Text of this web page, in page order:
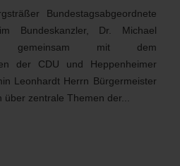
Bundestagsabgeordnete
Bundeskanzler, Dr. Michael
gemeinsam mit dem
der CDU und Heppenheimer
Leonhardt Herrn Bürgermeister
über zentrale Themen der...